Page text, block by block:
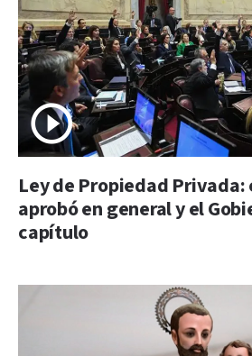
Ley de Propiedad Privada:
aprobó en general y el
capítulo